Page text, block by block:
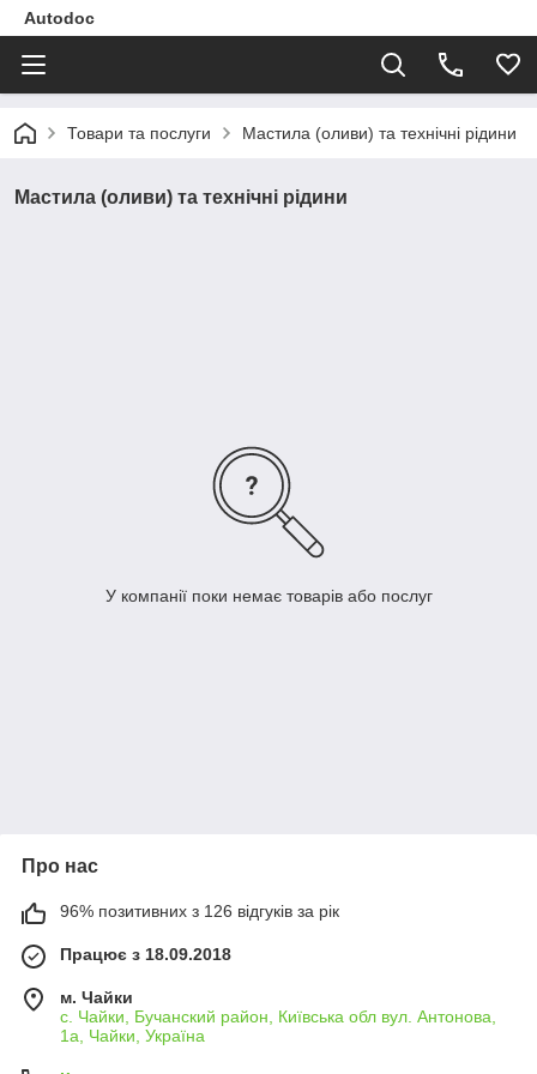
Autodoc
Товари та послуги Мастила (оливи) та технічні рідини
Мастила (оливи) та технічні рідини
У компанії поки немає товарів або послуг
Про нас
96% позитивних з 126 відгуків за рік
Працює з 18.09.2018
м. Чайки
с. Чайки, Бучанский район, Київська обл вул. Антонова,
1а, Чайки, Україна